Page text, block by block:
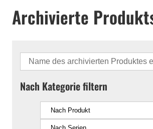
Archivierte
Nach Kategorie filtern